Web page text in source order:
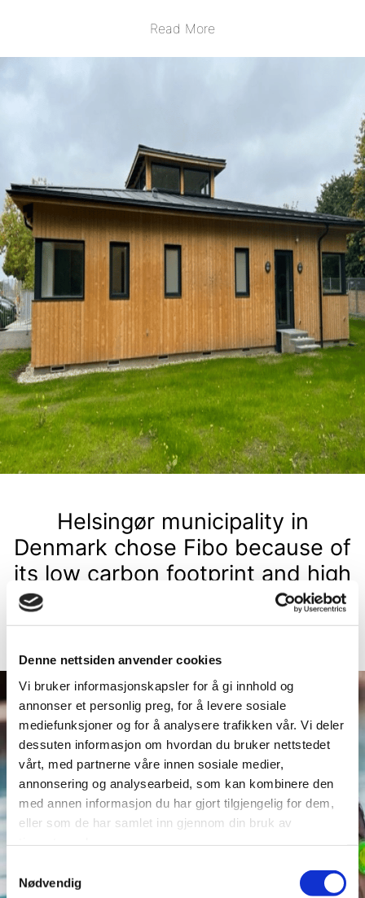
Denne nettsiden anvender cookies
Vi bruker informasjonskapsler for å gi innhold og
annonser et personlig preg, for å levere sosiale
mediefunksjoner og for å analysere trafikken vår. Vi deler
dessuten informasjon om hvordan du bruker nettstedet
vårt, med partnerne våre innen sosiale medier,
annonsering og analysearbeid, som kan kombinere den
med annen informasjon du har gjort tilgjengelig for dem,
eller som de har samlet inn gjennom din bruk av
Nødvendig
Read More
Helsingør municipality in
Denmark chose Fibo because of
its low carbon footprint and high